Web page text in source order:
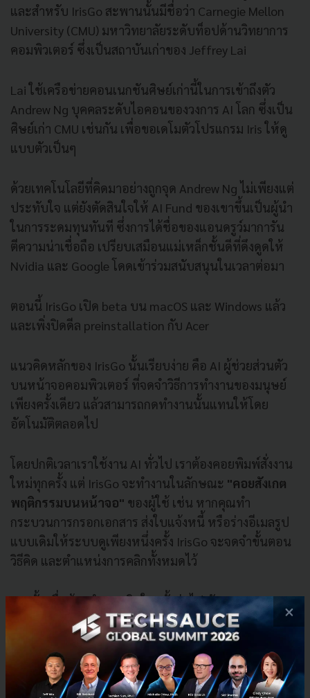
และสำหรับ IrisGo สะพานนั้นมีชื่อว่า Carnegie Mellon
University (CMU) มหาวิทยาลัยระดับท็อปด้านวิทยาการ
คอมพิวเตอร์ ซึ่งเป็นสถาบันเก่าของ Jeffrey Lai
Lai ใช้เครือข่ายคอนเนกชันศิษย์เก่านี้ในการเข้าถึงตัว
Andrew Ng บุคคลระดับไอคอนของวงการ AI โลก ซึ่งเป็น
ศิษย์เก่า CMU เช่นกัน เพื่อขอเดโมตัวโปรแกรม Iris ให้ดู
แบบตัวเป็นๆ
ด้วยเทคโนโลยีที่คิดมาอย่างถูกจุด Andrew Ng ไม่เพียงแต่
ประทับใจ แต่ยังตัดสินใจให้ AI Fund ของเขาขึ้นเป็นผู้นำ
ในการระดมทุนทันที ซึ่งการได้ชื่อของแอนดรูว์มาการัน
ตีความน่าเชื่อถือ เปรียบเสมือนแม่เหล็กชั้นดีที่ดึงดูดให้
Nvidia และ Google โดดเข้าร่วมสนับสนุนในเวลาต่อมา
ตอนนี้ IrisGo เปิด beta บน macOS และ Windows แล้ว
และเพิ่งปิดดีล preinstallation กับ Acer
แนวคิดหลักของ IrisGo นั้นเรียบง่าย คือ AI ผู้ช่วยส่วนตัว
บนหน้าจอคอมพิวเตอร์ ที่จดจำวิธีการทำงานของมนุษย์
เพียงครั้งเดียว แล้วสามารถกดทำงานนั้นแทนให้โดย
อัตโนมัติตลอดไป
โดยปกติเวลาเราใช้งาน AI ทั่วไป เราต้องคอยพิมพ์สั่งงาน
ใหม่ทุกครั้ง แต่ IrisGo จะทำงานในลักษณะ "คอยสังเกต
พฤติกรรมบนหน้าจอ" ของผู้ใช้ เช่น หากคุณทำ
กระบวนการกรอกเอกสาร ส่งใบแจ้งหนี้ หรือร่างอีเมลรูป
แบบเดิมให้ระบบดูเพียงหนึ่งครั้ง IrisGo จะจดจำขั้นตอน
วิธีคิด และตำแหน่งการคลิกทั้งหมดไว้
จากนั้นเมื่อต้องทำงานเดิมในครั้งต่อไป ตัว AI จะสามารถ
จัดการเปิดโปรแกรม กรอกข้อมูล และกดทำธุรกรรมแทน
มนุษย์จนเสร็จสิ้นกระบวนการได้ทันที โดยเน้นประมวลผล
ภายในเครื่องคอมพิวเตอร์เพื่อความปลอดภัยสูงสุดของ
ข้อมูล ถือเป็นเทคโนโลยีที่เปลี่ยนจาก AI ตั้งรับที่คอยให้
×